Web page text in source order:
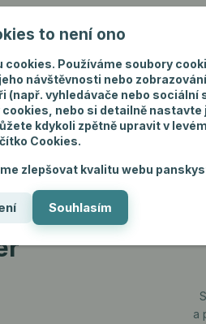
si rady? Zavolejte. +420 731 292
Pánské šperky
a
to není ono
Používáme soubory
návštěvnosti nebo
(např. vyhledávače nebo sociální
nebo si detailně
kdykoli zpětně upravit v
Cookies.
zlepšovat kvalitu webu
Souhlasím